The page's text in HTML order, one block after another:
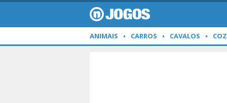
ANIMAIS CARROS CAVALOS